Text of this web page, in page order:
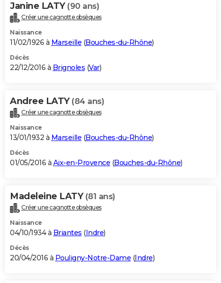
Janine LATY (90 ans)
Créer une cagnotte obsèques
Naissance
11/02/1926 à Marseille (Bouches-du-Rhône)
Décès
22/12/2016 à Brignoles (Var)
Andree LATY (84 ans)
Créer une cagnotte obsèques
Naissance
13/01/1932 à Marseille (Bouches-du-Rhône)
Décès
01/05/2016 à Aix-en-Provence (Bouches-du-Rhône)
Madeleine LATY (81 ans)
Créer une cagnotte obsèques
Naissance
04/10/1934 à Briantes (Indre)
Décès
20/04/2016 à Pouligny-Notre-Dame (Indre)